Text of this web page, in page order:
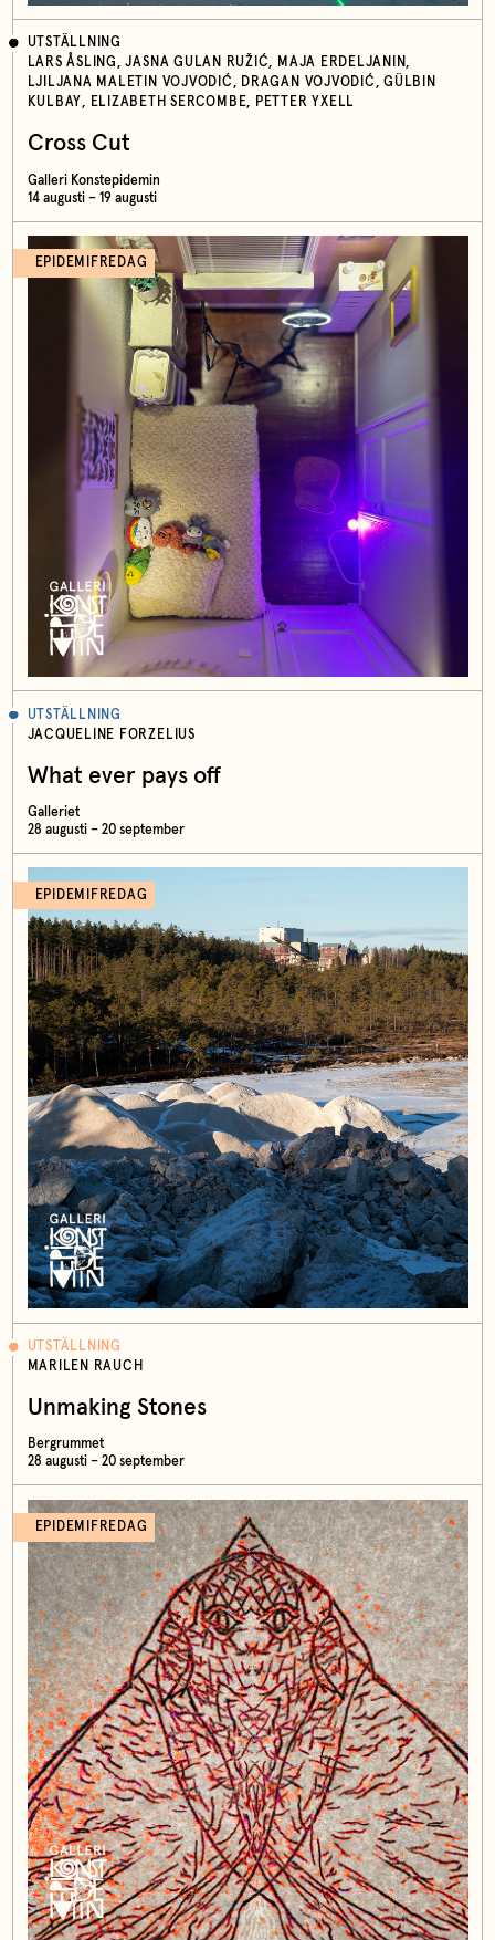
UTSTÄLLNING
LARS ÅSLING, JASNA GULAN RUŽIĆ, MAJA ERDELJANIN,
LJILJANA MALETIN VOJVODIĆ, DRAGAN VOJVODIĆ, GÜLBIN
KULBAY, ELIZABETH SERCOMBE, PETTER YXELL
Cross Cut
Galleri Konstepidemin
14 augusti – 19 augusti
EPIDEMIFREDAG
UTSTÄLLNING
JACQUELINE FORZELIUS
What ever pays off
Galleriet
28 augusti – 20 september
EPIDEMIFREDAG
UTSTÄLLNING
MARILEN RAUCH
Unmaking Stones
Bergrummet
28 augusti – 20 september
EPIDEMIFREDAG